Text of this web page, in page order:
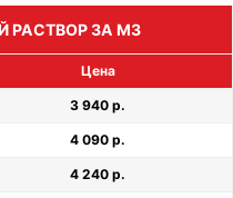
РАСТВОР ЗА М3
Цена
3 940 р.
4 090 р.
4 240 р.